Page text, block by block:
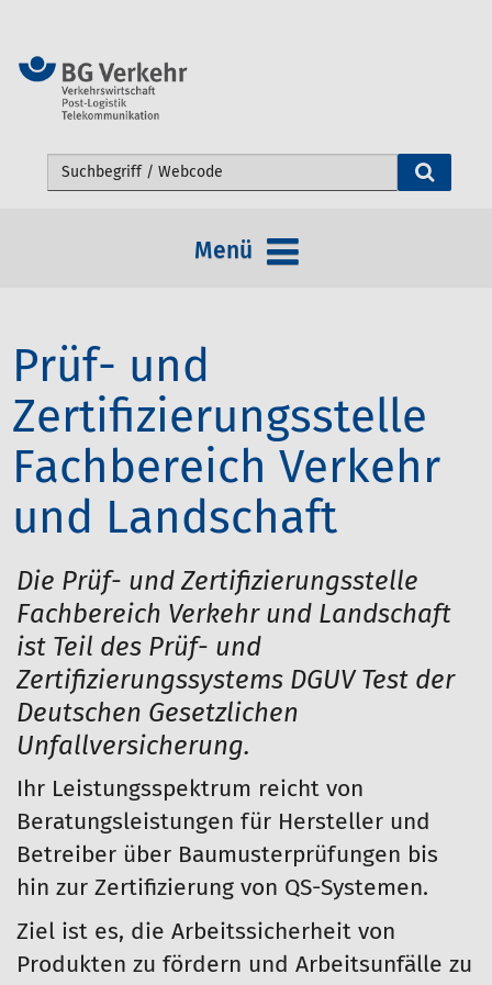
Webseite durchsuchen
Menü
Prüf- und
Zertifizierungsstelle
Fachbereich Verkehr
und Landschaft
Die Prüf- und Zertifizierungsstelle
Fachbereich Verkehr und Landschaft
ist Teil des Prüf- und
Zertifizierungssystems DGUV Test der
Deutschen Gesetzlichen
Unfallversicherung.
Ihr Leistungsspektrum reicht von
Beratungsleistungen für Hersteller und
Betreiber über Baumusterprüfungen bis
hin zur Zertifizierung von QS-Systemen.
Ziel ist es, die Arbeitssicherheit von
Produkten zu fördern und Arbeitsunfälle zu